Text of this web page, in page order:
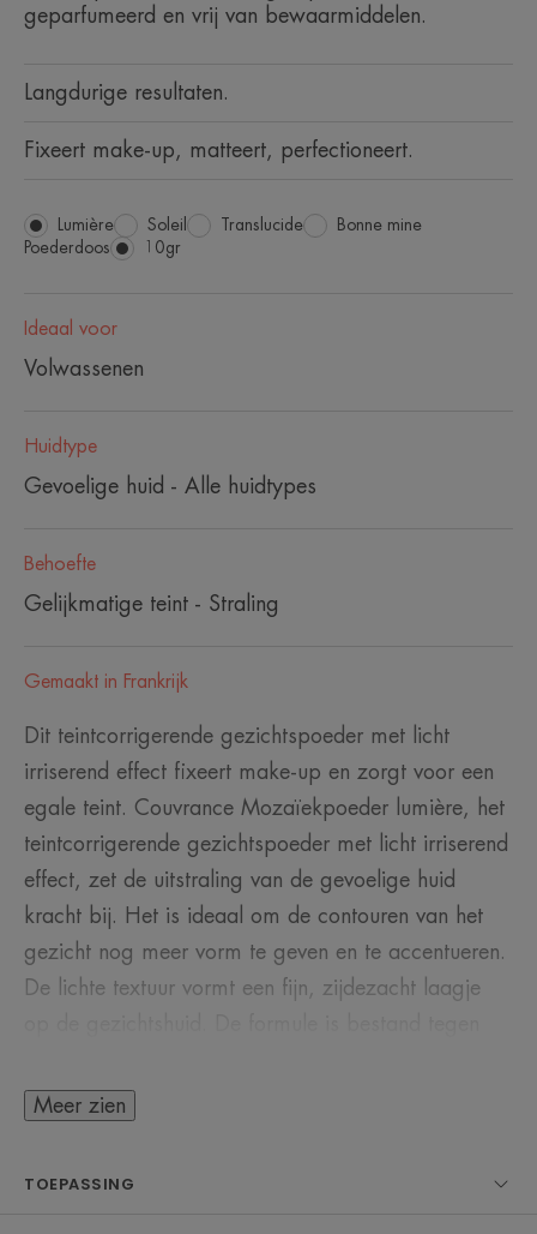
geparfumeerd en vrij van bewaarmiddelen.
Langdurige resultaten.
Fixeert make-up, matteert, perfectioneert.
Lumière Soleil Translucide
Bonne mine
Poederdoos
Poederdoos
10gr
Ideaal voor
Volwassenen
Huidtype
Gevoelige huid - Alle huidtypes
Behoefte
Gelijkmatige teint - Straling
Gemaakt in Frankrijk
Dit teintcorrigerende gezichtspoeder met licht
irriserend effect fixeert make-up en zorgt voor een
egale teint. Couvrance Mozaïekpoeder lumière, het
teintcorrigerende gezichtspoeder met licht irriserend
effect, zet de uitstraling van de gevoelige huid
kracht bij. Het is ideaal om de contouren van het
gezicht nog meer vorm te geven en te accentueren.
De lichte textuur vormt een fijn, zijdezacht laagje
resultaten die niet afgeven. Niet geparfumeerd en
Meer zien
TOEPASSING